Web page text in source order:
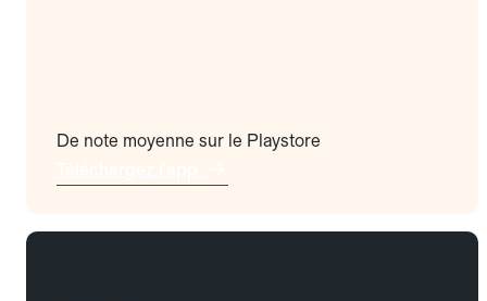
De note moyenne sur le Playstore